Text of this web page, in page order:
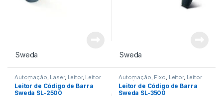
Sweda Sweda
Automação Laser, Leitor, Leitor
de Código de Barra
Leitor de Código de Barra
Sweda SL-2500
Automação Fixo Leitor, Leitor
de Código de Barra
Leitor de Código de Barra
Sweda SL-3500